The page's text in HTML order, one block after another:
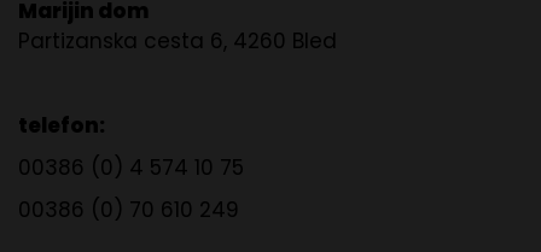
Marijin dom
Partizanska cesta 6, 4260 Bled
telefon:
00386 (0) 4 574 10 75
00386 (0) 70 610 249